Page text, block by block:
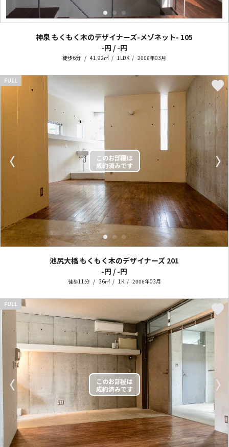
神泉 もくもく木のデザイナーズ-メゾネット- 105
-円 / -円
徒歩6分 41.92㎡ 1LDK 2006年03月
〈 〉
FULL
池尻大橋 もくもく木のデザイナーズ 201
-円 / -円
徒歩11分 36㎡ 1K 2006年03月
〈 〉
FULL